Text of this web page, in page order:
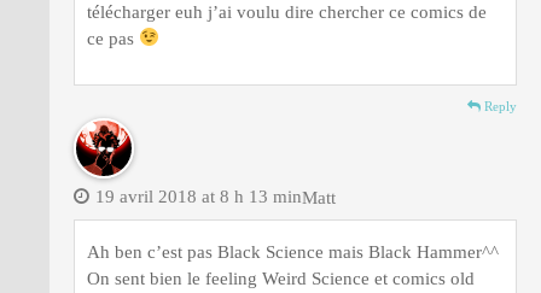
télécharger euh j’ai voulu dire chercher ce comics de
ce pas
Reply
Matt
19 avril 2018 at 8 h 13 min
Ah ben c’est pas Black Science mais Black Hammer^^
On sent bien le feeling Weird Science et comics old